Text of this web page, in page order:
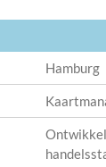
Hamburg